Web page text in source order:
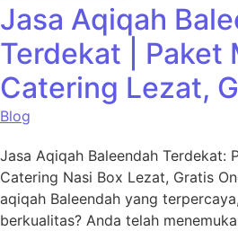
Jasa Aqiqah
Terdekat | Paket
Catering Lezat,
Blog
Jasa Aqiqah Baleendah Terdekat:
Catering Nasi Box Lezat, Gratis
aqiqah Baleendah yang
berkualitas? Anda telah